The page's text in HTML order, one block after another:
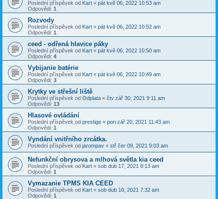
Poslední příspěvek od Kart « pát kvě 06, 2022 10:53 am
Odpovědi: 1
Rozvody
Poslední příspěvek od Kart « pát kvě 06, 2022 10:52 am
Odpovědi: 1
ceed - odřená hlavice páky
Poslední příspěvek od Kart « pát kvě 06, 2022 10:50 am
Odpovědi: 4
Vybijanie batérie
Poslední příspěvek od Kart « pát kvě 06, 2022 10:49 am
Odpovědi: 3
Krytky ve střešní liště
Poslední příspěvek od Odplata « čtv zář 30, 2021 9:11 am
Odpovědi: 13
Hlasové ovládání
Poslední příspěvek od prestige « pon zář 20, 2021 11:43 am
Odpovědi: 1
Vyndání vnitřního zrcátka.
Poslední příspěvek od jarompav « stř čer 09, 2021 9:03 am
Nefunkční obrysova a mlhová světla kia ceed
Poslední příspěvek od Kart « sob dub 17, 2021 8:13 am
Odpovědi: 1
Vymazanie TPMS KIA CEED
Poslední příspěvek od Kart « sob dub 10, 2021 7:32 am
Odpovědi: 1